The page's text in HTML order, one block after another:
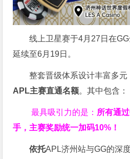
线上卫星赛于4月27日在
延续至6月19日。
整套晋级体系设计丰富多元
APL主赛直通名额。其中包含：
最具吸引力的是： 所有通过
手，主赛奖励统一加码10% ！
依托APL济州站与GG的深